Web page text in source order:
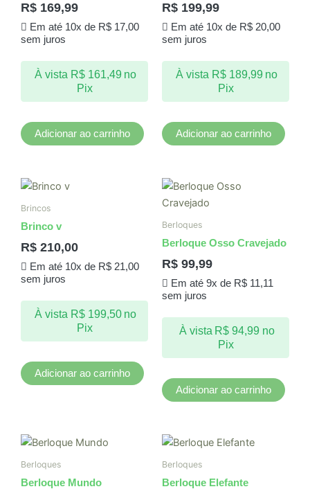
R$ 169,99
Em até 10x de R$17,00
sem juros
À vista R$161,49 no
Pix
Adicionar ao carrinho
R$ 199,99
Em até 10x de R$20,00
sem juros
À vista R$189,99 no
Pix
Adicionar ao carrinho
Brincos
Brinco v
R$ 210,00
Em até 10x de R$21,00
sem juros
À vista R$199,50 no
Pix
Adicionar ao carrinho
Berloques
Berloque Osso Cravejado
R$ 99,99
Em até 9x de R$11,11
sem juros
À vista R$ 94,99 no
Pix
Adicionar ao carrinho
Berloques
Berloque Mundo
Berloques
Berloque Elefante